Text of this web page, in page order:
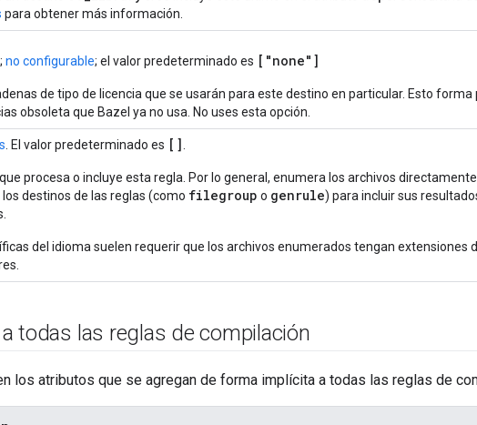
para obtener más información.
no configurable; el valor predeterminado es ["none"]
de tipo de licencia que se usarán para este destino en particular. Esto forma
obsoleta que Bazel ya no usa. No uses esta opción.
. El valor predeterminado es []
procesa o incluye esta regla. Por lo general, enumera los archivos
destinos de las reglas (como filegroup o genrule) para incluir sus
del idioma suelen requerir que los archivos enumerados tengan extensiones
todas las reglas de compilación
los atributos que se agregan de forma implícita a todas las reglas de